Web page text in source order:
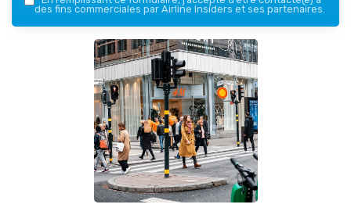
des fins commerciales par Airline Insiders et ses partenaires.